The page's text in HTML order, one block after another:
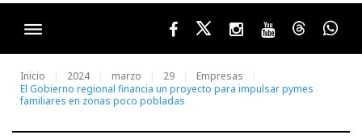
FacebookTwitterInstagram
YoutubeThreads
Inicio 2024 marzo 29
Empresas
El Gobierno regional financia un proyecto para impulsar pymes
familiares en zonas poco pobladas